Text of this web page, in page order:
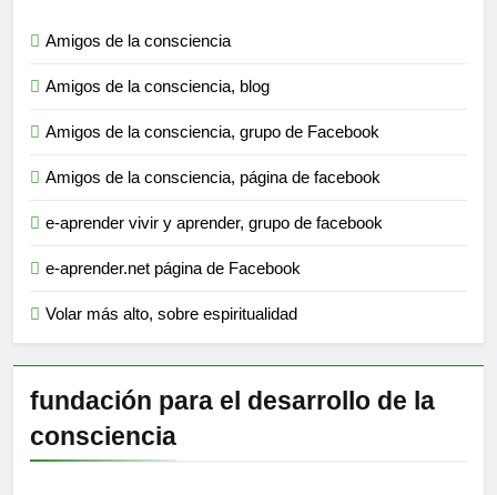
Amigos de la consciencia
Amigos de la consciencia, blog
Amigos de la consciencia, grupo de Facebook
Amigos de la consciencia, página de facebook
e-aprender vivir y aprender, grupo de facebook
e-aprender.net página de Facebook
Volar más alto, sobre espiritualidad
fundación para el desarrollo de la
consciencia